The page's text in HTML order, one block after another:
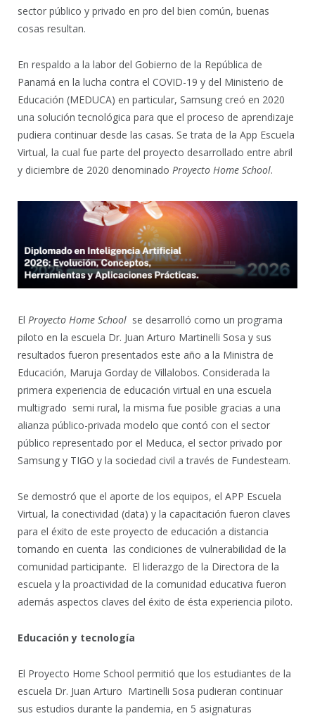
sector público y privado en pro del bien común, buenas
cosas resultan.
En respaldo a la labor del Gobierno de la República de
Panamá en la lucha contra el COVID-19 y del Ministerio de
Educación (MEDUCA) en particular, Samsung creó en 2020
una solución tecnológica para que el proceso de aprendizaje
pudiera continuar desde las casas. Se trata de la App Escuela
Virtual, la cual fue parte del proyecto desarrollado entre abril
y diciembre de 2020 denominado Proyecto Home School.
El Proyecto Home School se desarrolló como un programa
piloto en la escuela Dr. Juan Arturo Martinelli Sosa y sus
resultados fueron presentados este año a la Ministra de
Educación, Maruja Gorday de Villalobos. Considerada la
primera experiencia de educación virtual en una escuela
multigrado semi rural, la misma fue posible gracias a una
alianza público-privada modelo que contó con el sector
público representado por el Meduca, el sector privado por
Samsung y TIGO y la sociedad civil a través de Fundesteam.
Se demostró que el aporte de los equipos, el APP Escuela
Virtual, la conectividad (data) y la capacitación fueron claves
para el éxito de este proyecto de educación a distancia
tomando en cuenta las condiciones de vulnerabilidad de la
comunidad participante. El liderazgo de la Directora de la
escuela y la proactividad de la comunidad educativa fueron
además aspectos claves del éxito de ésta experiencia piloto.
Educación y tecnología
El Proyecto Home School permitió que los estudiantes de la
escuela Dr. Juan Arturo Martinelli Sosa pudieran continuar
sus estudios durante la pandemia, en 5 asignaturas